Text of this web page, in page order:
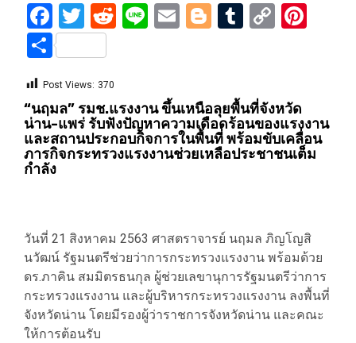
Facebook
Twitter
Reddit
LineEmailBlogger
Tumblr
Copy
Share
Post Views: 370
“นฤมล” รมช.แรงงาน ขึ้นเหนือลุยพื้นที่จังหวัด
น่าน-แพร่ รับฟังปัญหาความเดือดร้อนของแรงงาน
และสถานประกอบกิจการในพื้นที่ พร้อมขับเคลื่อน
ภารกิจกระทรวงแรงงานช่วยเหลือประชาชนเต็ม
กำลัง
วันที่ 21 สิงหาคม 2563 ศาสตราจารย์ นฤมล ภิญโญสิ
นวัฒน์ รัฐมนตรีช่วยว่าการกระทรวงแรงงาน พร้อมด้วย
ดร.ภาคิน สมมิตรธนกุล ผู้ช่วยเลขานุการรัฐมนตรีว่าการ
กระทรวงแรงงาน และผู้บริหารกระทรวงแรงงาน ลงพื้นที่
จังหวัดน่าน โดยมีรองผู้ว่าราชการจังหวัดน่าน และคณะ
ให้การต้อนรับ